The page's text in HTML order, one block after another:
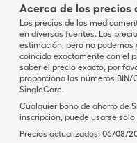
Acerca de los precios
Los precios de los
en diversas fuentes. Los
estimación, pero no
coincida exactamente con el
saber el precio exacto, por
proporciona los números BIN/
SingleCare.
Cualquier bono de ahorro de
inscripción, puede usarse solo
Precios actualizados: 06/08/